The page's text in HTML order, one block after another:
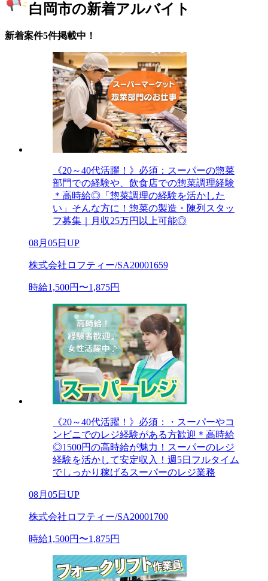
白岡市の新着アルバイト
新着案件5件掲載中！
《20～40代活躍！》必須：スーパーの惣菜
部門での経験や、飲食店での惣菜調理経験
＊高時給◎「惣菜調理の経験を活かした
い」そんな方に！惣菜の製造・陳列スタッ
フ募集｜月収25万円以上可能◎
08月05日UP
株式会社ロフティー/SA20001659
時給1,500円〜1,875円
《20～40代活躍！》必須：・スーパーやコ
ンビニでのレジ経験がある方歓迎＊高時給
◎1500円の高時給が魅力！スーパーのレジ
経験を活かして安定収入！週5日フルタイム
でしっかり稼げるスーパーのレジ業務
08月05日UP
株式会社ロフティー/SA20001700
時給1,500円〜1,875円